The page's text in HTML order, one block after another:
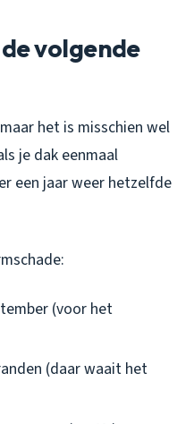
volgende
het is misschien wel
je dak eenmaal
een jaar weer hetzelfde
(voor het
(daar waait het